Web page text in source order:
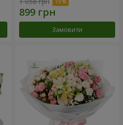
Замовити